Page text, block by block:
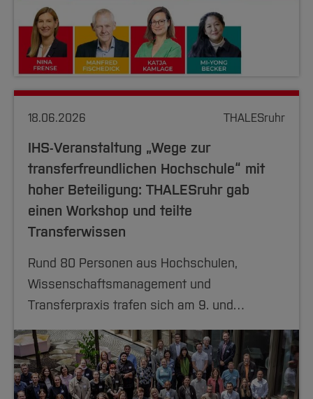
18.06.2026 THALESruhr
IHS-Veranstaltung „Wege zur
transferfreundlichen Hochschule“ mit
hoher Beteiligung: THALESruhr gab
einen Workshop und teilte
Transferwissen
Rund 80 Personen aus Hochschulen,
Wissenschaftsmanagement und
Transferpraxis trafen sich am 9. und…